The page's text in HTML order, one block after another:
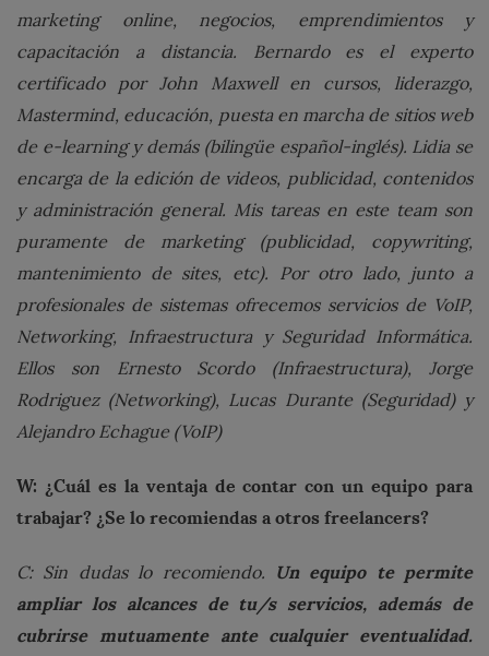
marketing online, negocios, emprendimientos y
capacitación a distancia. Bernardo es el experto
certificado por John Maxwell en cursos, liderazgo,
Mastermind, educación, puesta en marcha de sitios web
de e-learning y demás (bilingüe español-inglés). Lidia se
encarga de la edición de videos, publicidad, contenidos
y administración general. Mis tareas en este team son
puramente de marketing (publicidad, copywriting,
mantenimiento de sites, etc). Por otro lado, junto a
profesionales de sistemas ofrecemos servicios de VoIP,
Networking, Infraestructura y Seguridad Informática.
Ellos son Ernesto Scordo (Infraestructura), Jorge
Rodriguez (Networking), Lucas Durante (Seguridad) y
Alejandro Echague (VoIP)
W: ¿Cuál es la ventaja de contar con un equipo para
trabajar? ¿Se lo recomiendas a otros freelancers?
C: Sin dudas lo recomiendo.
Un equipo te permite
ampliar los alcances de tu/s servicios, además de
cubrirse mutuamente ante cualquier eventualidad.